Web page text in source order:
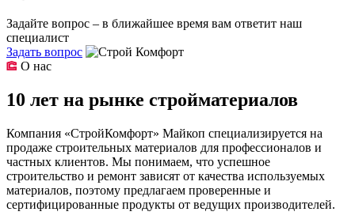
Задайте вопрос – в ближайшее время вам ответит наш
специалист
Задать вопрос
О нас
10 лет на рынке стройматериалов
Компания «СтройКомфорт» Майкоп специализируется на
продаже строительных материалов для профессионалов и
частных клиентов. Мы понимаем, что успешное
строительство и ремонт зависят от качества используемых
материалов, поэтому предлагаем проверенные и
сертифицированные продукты от ведущих производителей.